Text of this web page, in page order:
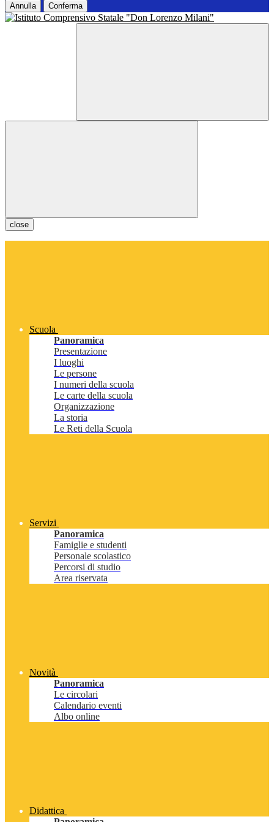
Annulla Conferma
close
Scuola
Panoramica
Presentazione
I luoghi
Le persone
I numeri della scuola
Le carte della scuola
Organizzazione
La storia
Le Reti della Scuola
Servizi
Panoramica
Famiglie e studenti
Personale scolastico
Percorsi di studio
Area riservata
Novità
Panoramica
Le circolari
Calendario eventi
Albo online
Didattica